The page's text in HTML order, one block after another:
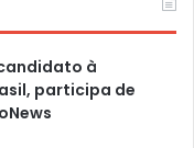
à
participa de